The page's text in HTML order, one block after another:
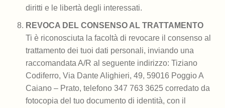
diritti e le libertà degli interessati.
REVOCA DEL CONSENSO AL TRATTAMENTO
Ti è riconosciuta la facoltà di revocare il consenso al
trattamento dei tuoi dati personali, inviando una
raccomandata A/R al seguente indirizzo: Tiziano
Codiferro, Via Dante Alighieri, 49, 59016 Poggio A
Caiano – Prato, telefono 347 763 3625 corredato da
fotocopia del tuo documento di identità, con il